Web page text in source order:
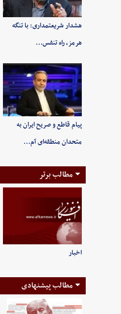
هشدار شریعتمداری: با تنگه
هرمز، راه تنفس…
پیام قاطع و صریح ایران به
متحدان منطقه‌ای آم…
مطالب برتر
اخبار
مطالب پیشنهادی